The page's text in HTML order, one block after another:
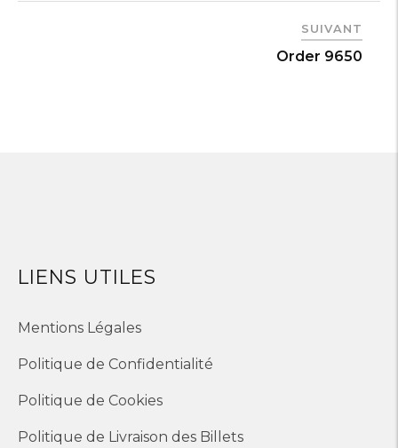
SUIVANT
Order 9650
LIENS UTILES
Mentions Légales
Politique de Confidentialité
Politique de Cookies
Politique de Livraison des Billets